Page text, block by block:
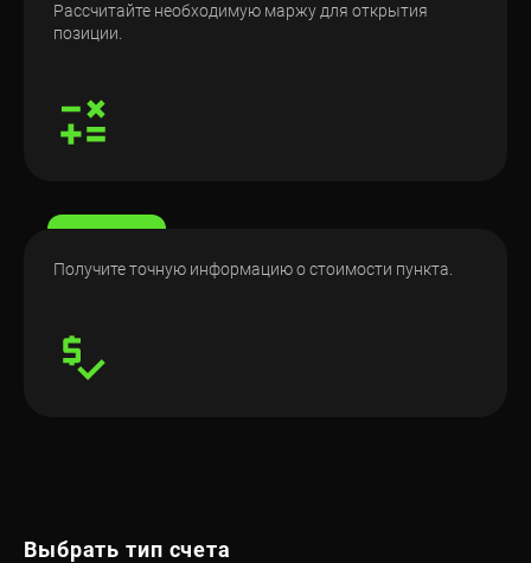
Рассчитайте необходимую маржу для открытия
позиции.
Получите точную информацию о стоимости пункта.
Выбрать тип счета